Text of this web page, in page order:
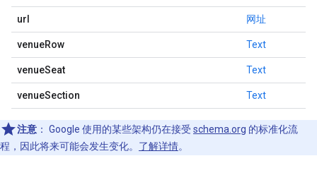
url 网址
venueRow Text
venueSeat Text
venueSection Text
注意 ： Google 使用的某些架构仍在接受 schema.org 的标准化流
程，因此将来可能会发生变化。 了解详情。